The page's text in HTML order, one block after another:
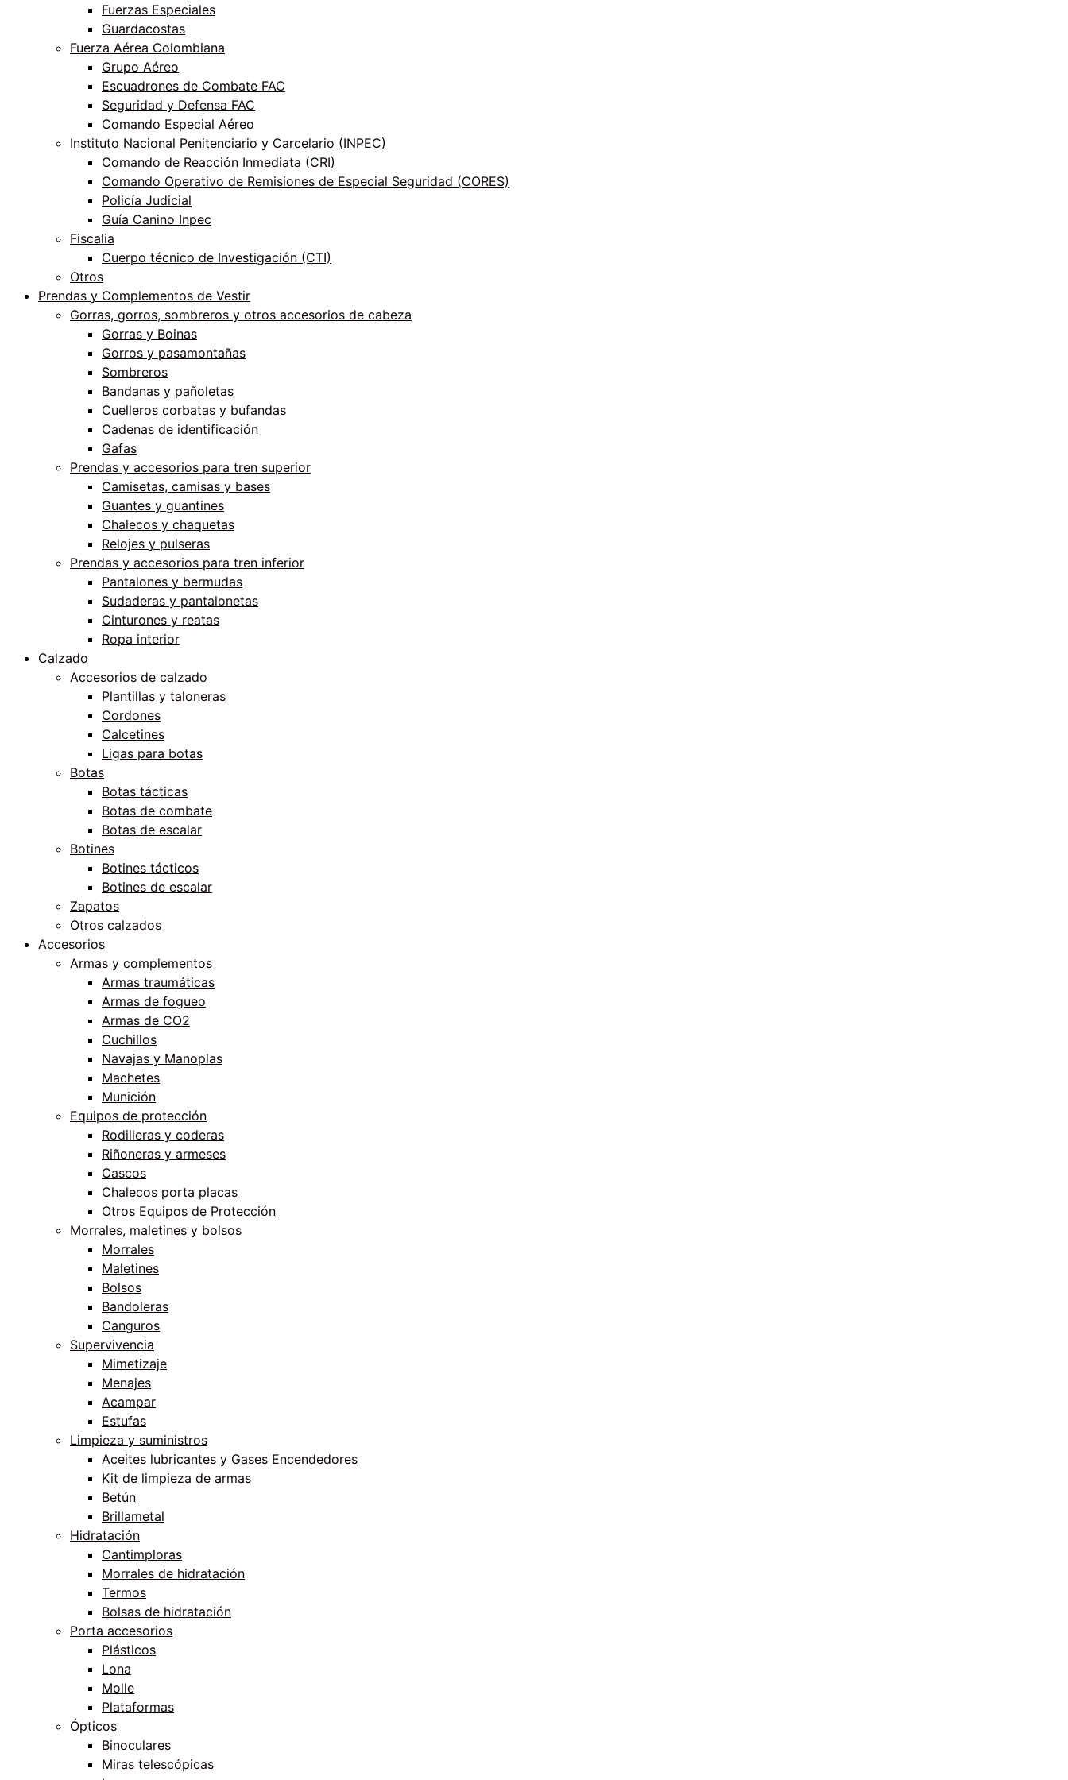
Fuerzas Especiales
Guardacostas
Fuerza Aérea Colombiana
Grupo Aéreo
Escuadrones de Combate FAC
Seguridad y Defensa FAC
Comando Especial Aéreo
Instituto Nacional Penitenciario y Carcelario (INPEC)
Comando de Reacción Inmediata (CRI)
Comando Operativo de Remisiones de Especial Seguridad (CORES)
Policía Judicial
Guía Canino Inpec
Fiscalia
Cuerpo técnico de Investigación (CTI)
Otros
Prendas y Complementos de Vestir
Gorras, gorros, sombreros y otros accesorios de cabeza
Gorras y Boinas
Gorros y pasamontañas
Sombreros
Bandanas y pañoletas
Cuelleros corbatas y bufandas
Cadenas de identificación
Gafas
Prendas y accesorios para tren superior
Camisetas, camisas y bases
Guantes y guantines
Chalecos y chaquetas
Relojes y pulseras
Prendas y accesorios para tren inferior
Pantalones y bermudas
Sudaderas y pantalonetas
Cinturones y reatas
Ropa interior
Calzado
Accesorios de calzado
Plantillas y taloneras
Cordones
Calcetines
Ligas para botas
Botas
Botas tácticas
Botas de combate
Botas de escalar
Botines
Botines tácticos
Botines de escalar
Zapatos
Otros calzados
Accesorios
Armas y complementos
Armas traumáticas
Armas de fogueo
Armas de CO2
Cuchillos
Navajas y Manoplas
Machetes
Munición
Equipos de protección
Rodilleras y coderas
Riñoneras y armeses
Cascos
Chalecos porta placas
Otros Equipos de Protección
Morrales, maletines y bolsos
Morrales
Maletines
Bolsos
Bandoleras
Canguros
Supervivencia
Mimetizaje
Menajes
Acampar
Estufas
Limpieza y suministros
Aceites lubricantes y Gases Encendedores
Kit de limpieza de armas
Betún
Brillametal
Hidratación
Cantimploras
Morrales de hidratación
Termos
Bolsas de hidratación
Porta accesorios
Plásticos
Lona
Molle
Plataformas
Ópticos
Binoculares
Miras telescópicas